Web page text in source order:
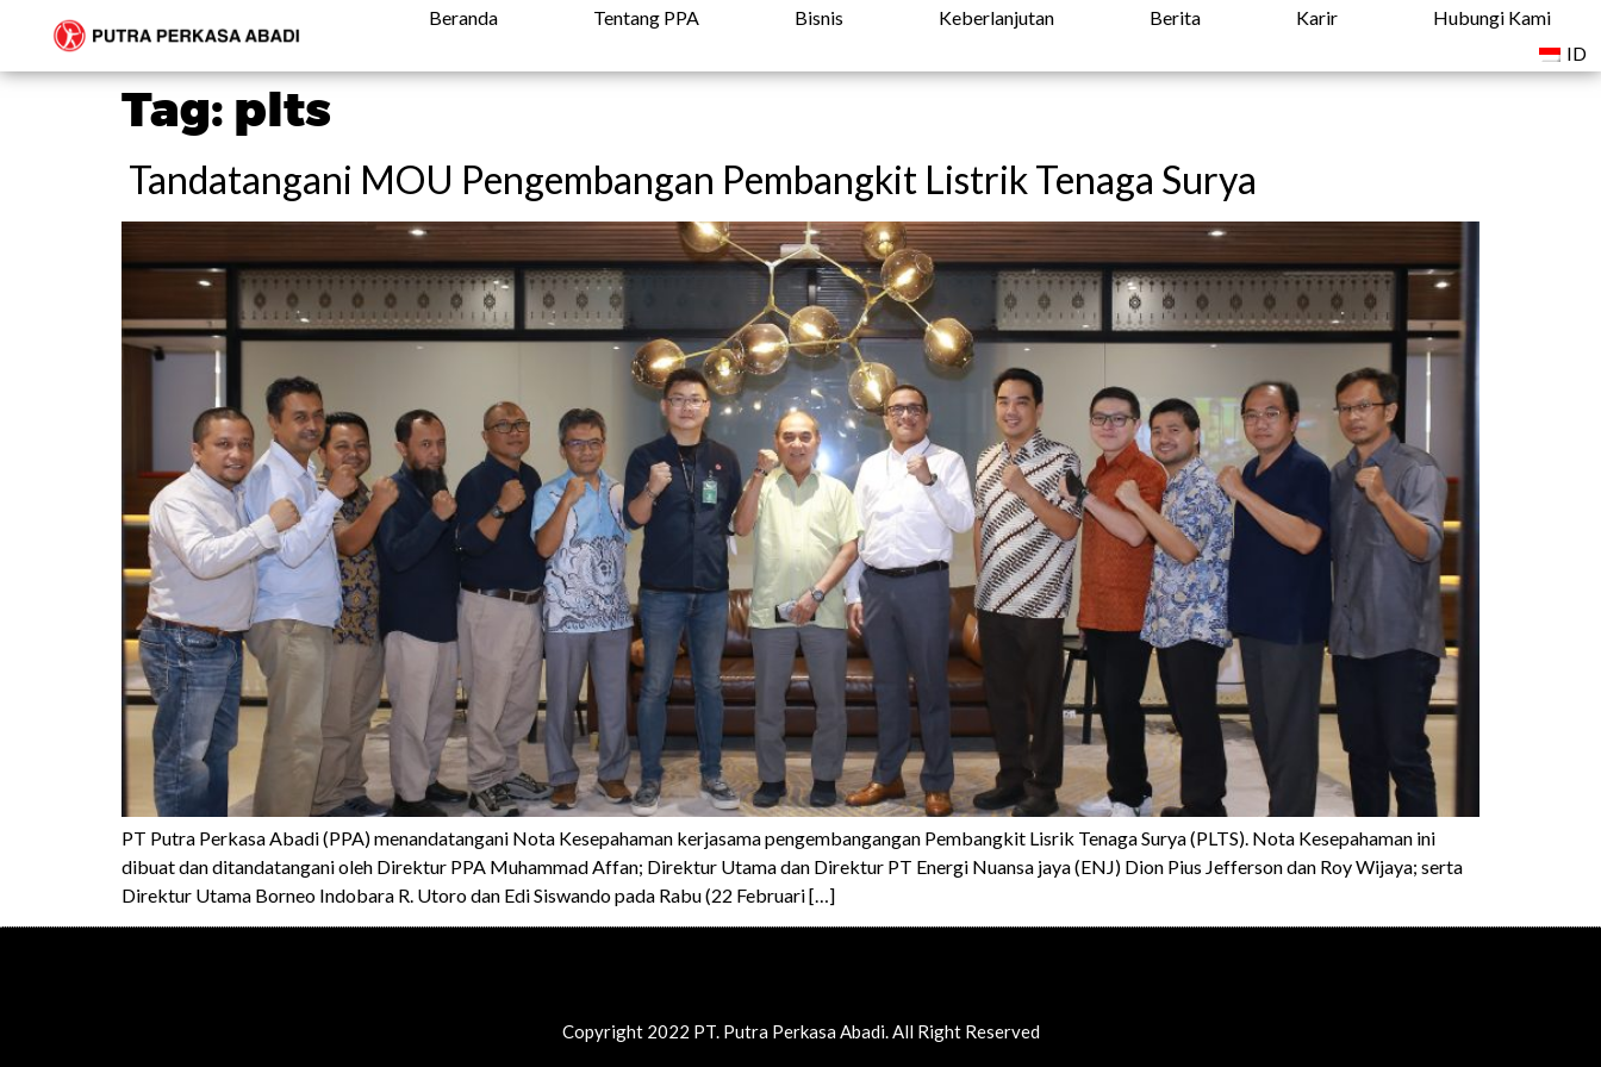
Beranda Tentang PPA Bisnis Keberlanjutan Berita Karir
Hubungi Kami
ID
Tag: plts
Tandatangani MOU Pengembangan Pembangkit Listrik Tenaga Surya
PT Putra Perkasa Abadi (PPA) menandatangani Nota Kesepahaman kerjasama pengembangangan Pembangkit Lisrik Tenaga Surya (PLTS). Nota Kesepahaman ini
dibuat dan ditandatangani oleh Direktur PPA Muhammad Affan; Direktur Utama dan Direktur PT Energi Nuansa jaya (ENJ) Dion Pius Jefferson dan Roy Wijaya; serta
Direktur Utama Borneo Indobara R. Utoro dan Edi Siswando pada Rabu (22 Februari […]
Copyright 2022 PT. Putra Perkasa Abadi. All Right Reserved